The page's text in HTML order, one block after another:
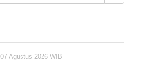
07 Agustus 2026 WIB